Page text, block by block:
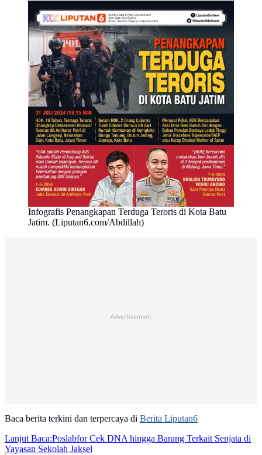
Infografis Penangkapan Terduga Teroris di Kota Batu
Jatim. (Liputan6.com/Abdillah)
Advertisement
Baca berita terkini dan terpercaya di Berita Liputan6
Lanjut Baca:Poslabfor Cek DNA hingga Barang Terkait Senjata di
Yayasan Sekolah Jaksel